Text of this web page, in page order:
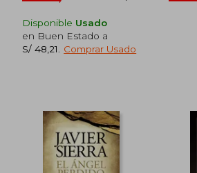
dcto. S/ 75,50
Disponible Usado
en Buen Estado a
S/ 48,21
Comprar Usado